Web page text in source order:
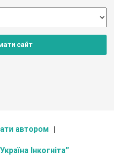
сайт
автором
Інкогніта”